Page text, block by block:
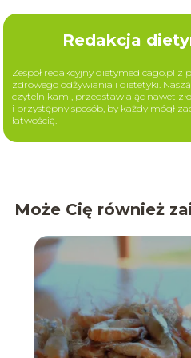
Redakcja
Zespół redakcyjny dietymedicago.pl z
zdrowego odżywiania i dietetyki.
czytelnikami, przedstawiając nawet
i przystępny sposób, by każdy mógł
łatwością.
Może Cię również